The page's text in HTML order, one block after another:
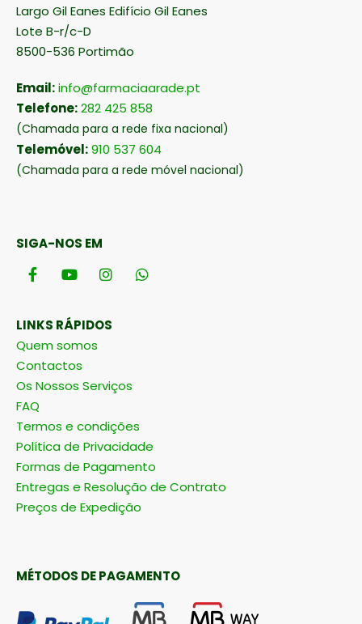
Largo Gil Eanes Edifício Gil Eanes
Lote B-r/c-D
8500-536 Portimão
Email:info@farmaciaarade.pt
Telefone:282 425 858
(Chamada para a rede fixa nacional)
Telemóvel:910 537 604
(Chamada para a rede móvel nacional)
SIGA-NOS EM
LINKS RÁPIDOS
Quem somos
Contactos
Os Nossos Serviços
FAQ
Termos e condições
Política de Privacidade
Formas de Pagamento
Entregas e Resolução de Contrato
Preços de Expedição
MÉTODOS DE PAGAMENTO